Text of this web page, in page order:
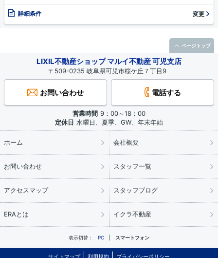
詳細条件 変更
LIXIL不動産ショップ マルイ不動産 可児支店
〒509-0235 岐阜県可児市桜ケ丘７丁目9
お問い合わせ 電話する
営業時間 9：00～18：00
定休日 水曜日、夏季、GW、年末年始
ホーム 会社概要
お問い合わせ スタッフ一覧
アクセスマップ スタッフブログ
ERAとは イクラ不動産
表示切替： PC スマートフォン
サイトマップ 利用規約 プライバシーポリシー
ページトップ